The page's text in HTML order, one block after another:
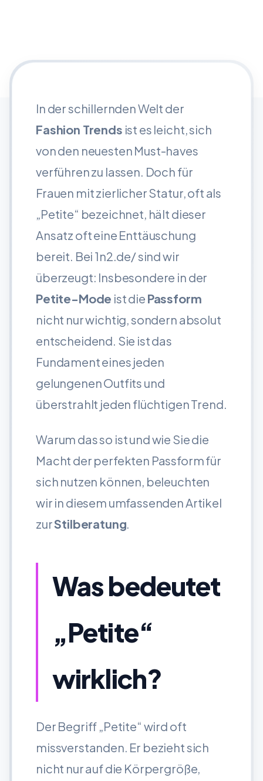
In der schillernden Welt der
Fashion Trends ist es leicht, sich
von den neuesten Must-haves
verführen zu lassen. Doch für
Frauen mit zierlicher Statur, oft als
„Petite“ bezeichnet, hält dieser
Ansatz oft eine Enttäuschung
bereit. Bei 1n2.de/ sind wir
überzeugt: Insbesondere in der
Petite-Mode ist die Passform
nicht nur wichtig, sondern absolut
entscheidend. Sie ist das
Fundament eines jeden
gelungenen Outfits und
überstrahlt jeden flüchtigen Trend.
Warum das so ist und wie Sie die
Macht der perfekten Passform für
sich nutzen können, beleuchten
wir in diesem umfassenden Artikel
zurStilberatung.
Was bedeutet
„Petite“
wirklich?
Der Begriff „Petite“ wird oft
missverstanden. Er bezieht sich
nicht nur auf die Körpergröße,